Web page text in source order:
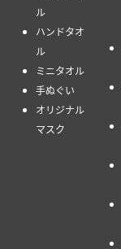
ル
ハンドタオ
ル
ミニタオル
手ぬぐい
オリジナル
マスク